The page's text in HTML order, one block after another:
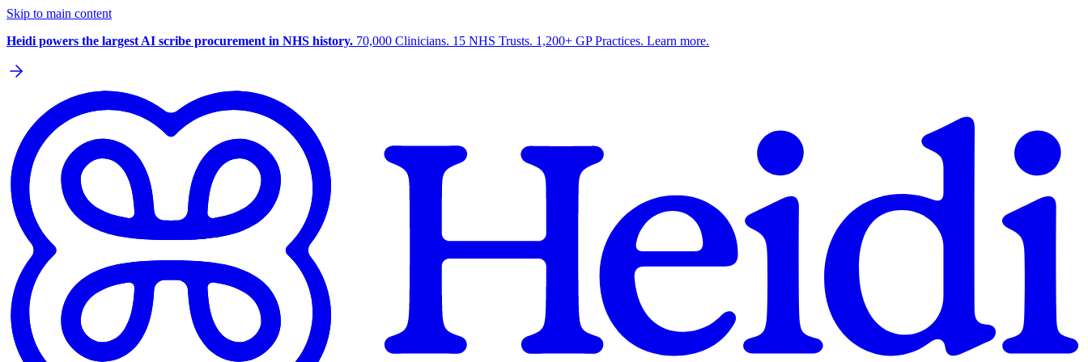
Skip to main content
Heidi powers the largest AI scribe procurement in NHS history. 70,000 Clinicians. 15 NHS Trusts. 1,200+ GP Practices. Learn more.